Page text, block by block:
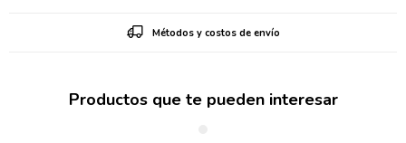
Métodos y costos de envío
Productos que te pueden interesar